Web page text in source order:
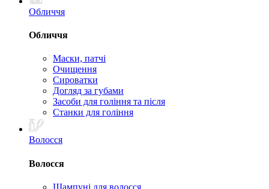
Обличчя
Обличчя
Маски, патчі
Очищення
Сироватки
Догляд за губами
Засоби для гоління та після
Станки для гоління
Волосся
Волосся
Шампуні для волосся